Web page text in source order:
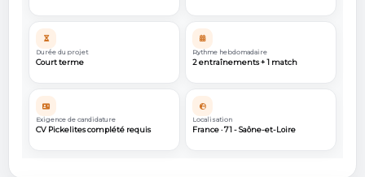
Durée du projet
Court terme
Rythme hebdomadaire
2 entraînements + 1 match
Exigence de candidature
CV Pickelites complété requis
Localisation
France · 71 - Saône-et-Loire